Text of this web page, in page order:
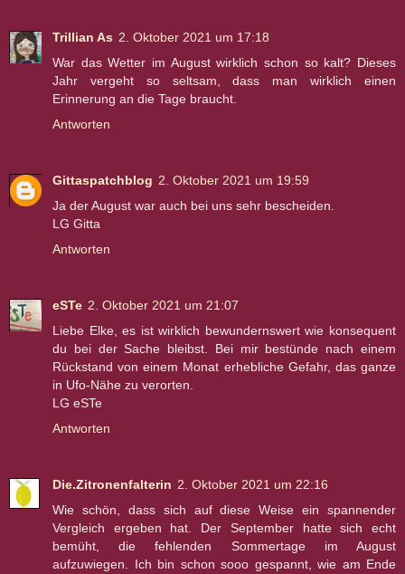
Trillian As 2. Oktober 2021 um 17:18
War das Wetter im August wirklich schon so kalt? Dieses
Jahr vergeht so seltsam, dass man wirklich einen
Erinnerung an die Tage braucht.
Antworten
Gittaspatchblog 2. Oktober 2021 um 19:59
Ja der August war auch bei uns sehr bescheiden.
LG Gitta
Antworten
eSTe 2. Oktober 2021 um 21:07
Liebe Elke, es ist wirklich bewundernswert wie konsequent
du bei der Sache bleibst. Bei mir bestünde nach einem
Rückstand von einem Monat erhebliche Gefahr, das ganze
in Ufo-Nähe zu verorten.
LG eSTe
Antworten
Die.Zitronenfalterin 2. Oktober 2021 um 22:16
Wie schön, dass sich auf diese Weise ein spannender
Vergleich ergeben hat. Der September hatte sich echt
bemüht, die fehlenden Sommertage im August
aufzuwiegen. Ich bin schon sooo gespannt, wie am Ende